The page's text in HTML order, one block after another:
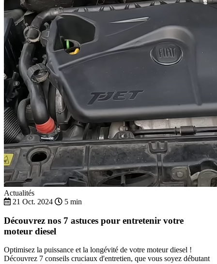
Actualités
21 Oct. 2024
5 min
Découvrez nos 7 astuces pour entretenir votre
moteur diesel
Optimisez la puissance et la longévité de votre moteur diesel !
Découvrez 7 conseils cruciaux d'entretien, que vous soyez débutant